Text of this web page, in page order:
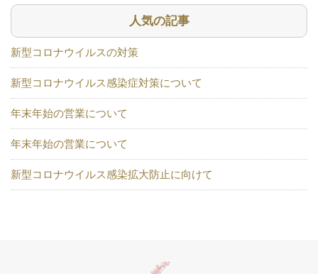
人気の記事
新型コロナウイルスの対策
新型コロナウイルス感染症対策について
年末年始の営業について
年末年始の営業について
新型コロナウイルス感染拡大防止に向けて